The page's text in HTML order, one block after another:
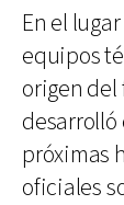
En el
equipos
origen del
desarrolló
próximas
oficiales